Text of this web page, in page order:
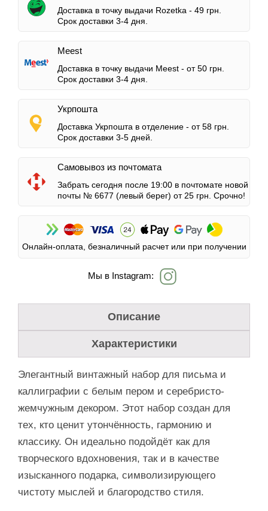
Доставка в точку выдачи Rozetka - 49 грн.
Срок доставки 3-4 дня.
Meest
Доставка в точку выдачи Meest - от 50 грн.
Срок доставки 3-4 дня.
Укрпошта
Доставка Укрпошта в отделение - от 58 грн.
Срок доставки 3-5 дней.
Самовывоз из почтомата
Забрать сегодня после 19:00 в почтомате новой
почты № 6677 (левый берег) от 25 грн. Срочно!
Онлайн-оплата, безналичный расчет или при получении
Мы в Instagram:
Описание
Характеристики
Элегантный винтажный набор для письма и
каллиграфии с белым пером и серебристо-
жемчужным декором. Этот набор создан для
тех, кто ценит утончённость, гармонию и
классику. Он идеально подойдёт как для
творческого вдохновения, так и в качестве
изысканного подарка, символизирующего
чистоту мыслей и благородство стиля.